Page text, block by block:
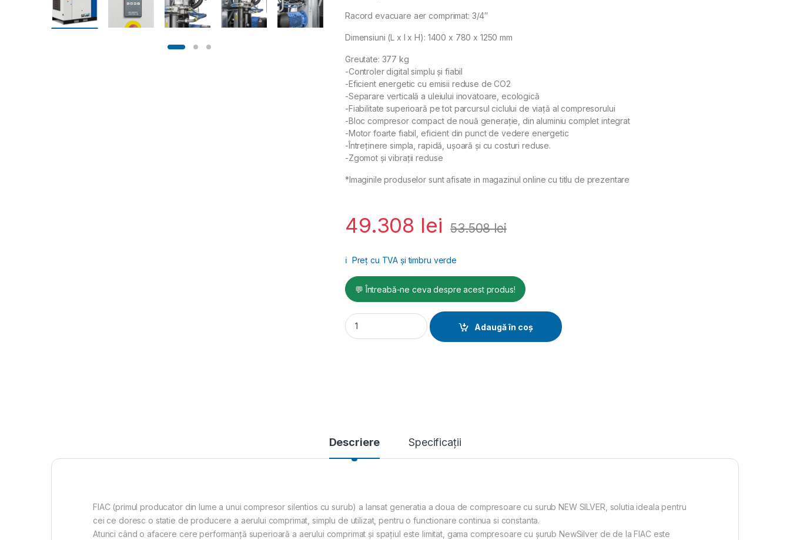
Racord evacuare aer comprimat: 3/4″
Dimensiuni (L x l x H): 1400 x 780 x 1250 mm
Greutate: 377 kg
-Controler digital simplu și fiabil
-Eficient energetic cu emisii reduse de CO2
-Separare verticală a uleiului inovatoare, ecologică
-Fiabilitate superioară pe tot parcursul ciclului de viață al compresorului
-Bloc compresor compact de nouă generație, din aluminiu complet integrat
-Motor foarte fiabil, eficient din punct de vedere energetic
-Întreținere simpla, rapidă, ușoară și cu costuri reduse.
-Zgomot și vibrații reduse
*Imaginile produselor sunt afisate in magazinul online cu titlu de prezentare
49.308 lei 53.508lei
ℹ️ Preț cu TVA și timbru verde
💬 Întreabă-ne ceva despre acest produs!
Compresor cu surub si uscator tip NEW SILVER+D 25S, 8 bar, 3000 l/min quantity
Adaugă în coș
Descriere Specificații
FIAC (primul producator din lume a unui compresor silentios cu surub) a lansat generatia a doua de compresoare cu surub NEW SILVER, solutia ideala pentru
cei ce doresc o statie de producere a aerului comprimat, simplu de utilizat, pentru o functionare continua si constanta.
Atunci când o afacere cere performanță superioară a aerului comprimat și spațiul este limitat, gama compresoare cu șurub NewSilver de de la FIAC este